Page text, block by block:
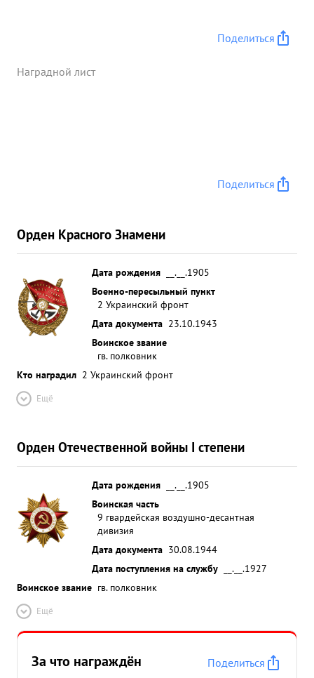
Поделиться
Наградной лист
Поделиться
Орден Красного Знамени
Дата рождения
__.__.1905
Военно-пересыльный пункт
2 Украинский фронт
Дата документа 23.10.1943
Воинское звание
гв. полковник
Кто наградил 2 Украинский фронт
Ещё
Орден Отечественной войны I степени
Дата рождения
__.__.1905
Воинская часть
9 гвардейская воздушно-десантная
дивизия
Дата документа 30.08.1944
Дата поступления на службу
__.__.1927
Воинское звание гв. полковник
Ещё
За что награждён
Поделиться